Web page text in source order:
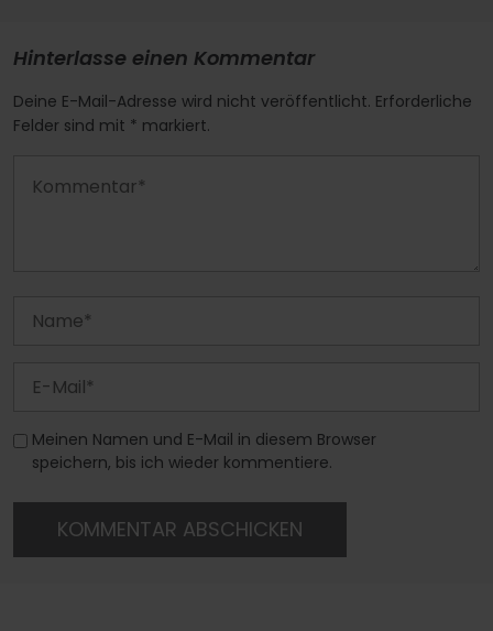
Hinterlasse einen Kommentar
Deine E-Mail-Adresse wird nicht veröffentlicht. Erforderliche
Felder sind mit * markiert.
Meinen Namen und E-Mail in diesem Browser
speichern, bis ich wieder kommentiere.
KOMMENTAR ABSCHICKEN